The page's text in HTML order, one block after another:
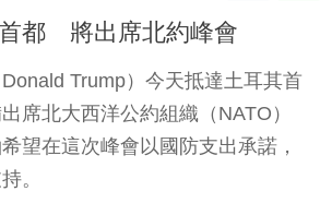
都 將出席北約峰會
Trump）今天抵達土耳其首
席北大西洋公約組織（NATO）
望在這次峰會以國防支出承諾，
。